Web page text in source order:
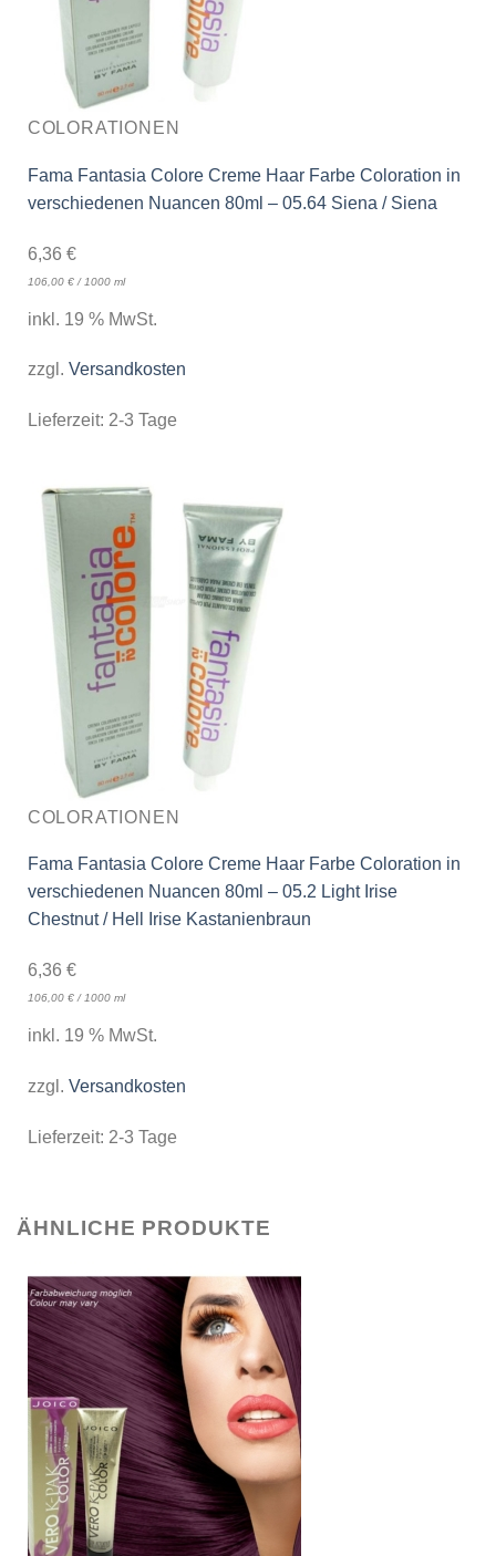
COLORATIONEN
Fama Fantasia Colore Creme Haar Farbe Coloration in
verschiedenen Nuancen 80ml – 05.64 Siena / Siena
6,36 €
106,00 €/ 1000 ml
inkl. 19 % MwSt.
zzgl. Versandkosten
Lieferzeit: 2-3 Tage
COLORATIONEN
Fama Fantasia Colore Creme Haar Farbe Coloration in
verschiedenen Nuancen 80ml – 05.2 Light Irise
Chestnut / Hell Irise Kastanienbraun
6,36 €
106,00 €/1000 ml
inkl. 19 % MwSt.
zzgl. Versandkosten
Lieferzeit: 2-3 Tage
ÄHNLICHE PRODUKTE